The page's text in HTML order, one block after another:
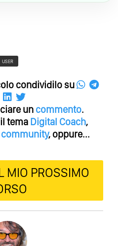
USER
condividilo su
un commento.
tema Digital Coach,
, oppure...
MIO PROSSIMO